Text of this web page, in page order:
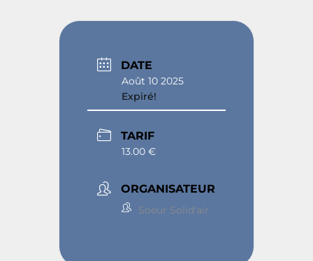
DATE
Août 10 2025
Expiré!
TARIF
13.00 €
ORGANISATEUR
Soeur Solid'air